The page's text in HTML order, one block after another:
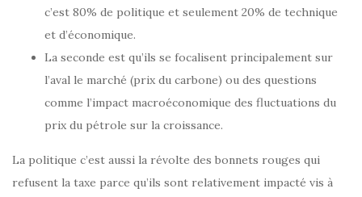
c’est 80% de politique et seulement 20% de technique
et d’économique.
La seconde est qu’ils se focalisent principalement sur
l’aval le marché (prix du carbone) ou des questions
comme l’impact macroéconomique des fluctuations du
prix du pétrole sur la croissance.
La politique c’est aussi la révolte des bonnets rouges qui
refusent la taxe parce qu’ils sont relativement impacté vis à